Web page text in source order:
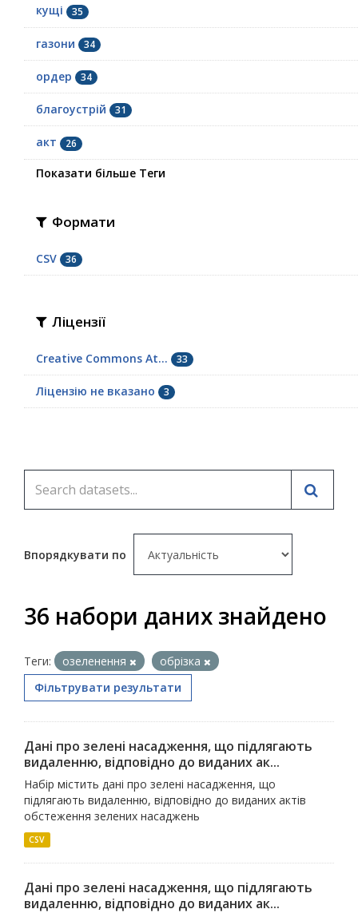
кущі 35
газони 34
ордер 34
благоустрій 31
акт 26
Показати більше Теги
Формати
CSV 36
Ліцензії
Creative Commons At... 33
Ліцензію не вказано 3
Впорядкувати по
36 набори даних знайдено
Теги: озеленення
обрізка
Фільтрувати результати
Дані про зелені насадження, що підлягають
видаленню, відповідно до виданих ак...
Набір містить дані про зелені насадження, що
підлягають видаленню, відповідно до виданих актів
обстеження зелених насаджень
CSV
Дані про зелені насадження, що підлягають
видаленню, відповідно до виданих ак...